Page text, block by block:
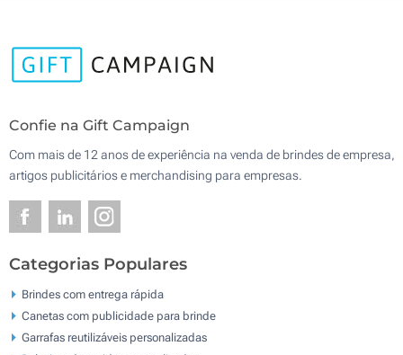
Confie na Gift Campaign
Com mais de 12 anos de experiência na venda de brindes de empresa,
artigos publicitários e merchandising para empresas.
Categorias Populares
Brindes com entrega rápida
Canetas com publicidade para brinde
Garrafas reutilizáveis personalizadas